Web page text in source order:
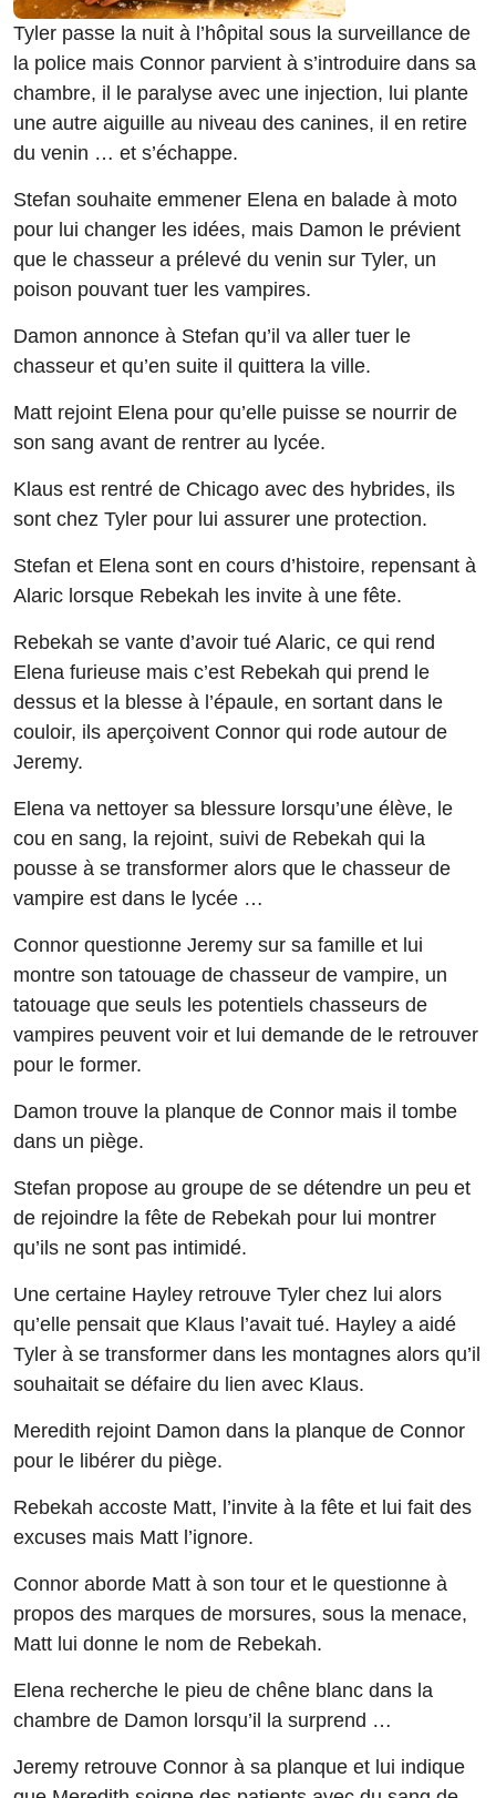
Tyler passe la nuit à l’hôpital sous la surveillance de
la police mais Connor parvient à s’introduire dans sa
chambre, il le paralyse avec une injection, lui plante
une autre aiguille au niveau des canines, il en retire
du venin … et s’échappe.
Stefan souhaite emmener Elena en balade à moto
pour lui changer les idées, mais Damon le prévient
que le chasseur a prélevé du venin sur Tyler, un
poison pouvant tuer les vampires.
Damon annonce à Stefan qu’il va aller tuer le
chasseur et qu’en suite il quittera la ville.
Matt rejoint Elena pour qu’elle puisse se nourrir de
son sang avant de rentrer au lycée.
Klaus est rentré de Chicago avec des hybrides, ils
sont chez Tyler pour lui assurer une protection.
Stefan et Elena sont en cours d’histoire, repensant à
Alaric lorsque Rebekah les invite à une fête.
Rebekah se vante d’avoir tué Alaric, ce qui rend
Elena furieuse mais c’est Rebekah qui prend le
dessus et la blesse à l’épaule, en sortant dans le
couloir, ils aperçoivent Connor qui rode autour de
Jeremy.
Elena va nettoyer sa blessure lorsqu’une élève, le
cou en sang, la rejoint, suivi de Rebekah qui la
pousse à se transformer alors que le chasseur de
vampire est dans le lycée …
Connor questionne Jeremy sur sa famille et lui
montre son tatouage de chasseur de vampire, un
tatouage que seuls les potentiels chasseurs de
vampires peuvent voir et lui demande de le retrouver
pour le former.
Damon trouve la planque de Connor mais il tombe
dans un piège.
Stefan propose au groupe de se détendre un peu et
de rejoindre la fête de Rebekah pour lui montrer
qu’ils ne sont pas intimidé.
Une certaine Hayley retrouve Tyler chez lui alors
qu’elle pensait que Klaus l’avait tué. Hayley a aidé
Tyler à se transformer dans les montagnes alors qu’il
souhaitait se défaire du lien avec Klaus.
Meredith rejoint Damon dans la planque de Connor
pour le libérer du piège.
Rebekah accoste Matt, l’invite à la fête et lui fait des
excuses mais Matt l’ignore.
Connor aborde Matt à son tour et le questionne à
propos des marques de morsures, sous la menace,
Matt lui donne le nom de Rebekah.
Elena recherche le pieu de chêne blanc dans la
chambre de Damon lorsqu’il la surprend …
Jeremy retrouve Connor à sa planque et lui indique